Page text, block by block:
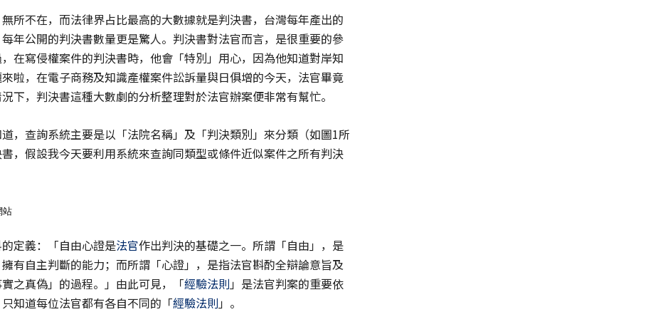
所不在，而法律界占比最高的大數據就是判決書，台灣每年產出的
年公開的判決書數量更是驚人。判決書對法官而言，是很重要的參
在寫侵權案件的判決書時，他會「特別」用心，因為他知道對岸知
啦，在電子商務及知識產權案件訟訴量與日俱增的今天，法官畢竟
下，判決書這種大數劇的分析整理對於法官辦案便非常有幫忙。
，查詢系統主要是以「法院名稱」及「判決類別」來分類（如圖1所
，假設我今天要利用系統來查詢同類型或條件近似案件之所有判決
站
定義：「自由心證是法官作出判決的基礎之一。所謂「自由」，是
有自主判斷的能力；而所謂「心證」，是指法官斟酌全辯論意旨及
之真偽」的過程。」由此可見，「經驗法則 」是法官判案的重要依
知道每位法官都有各自不同的「經驗法則 」。